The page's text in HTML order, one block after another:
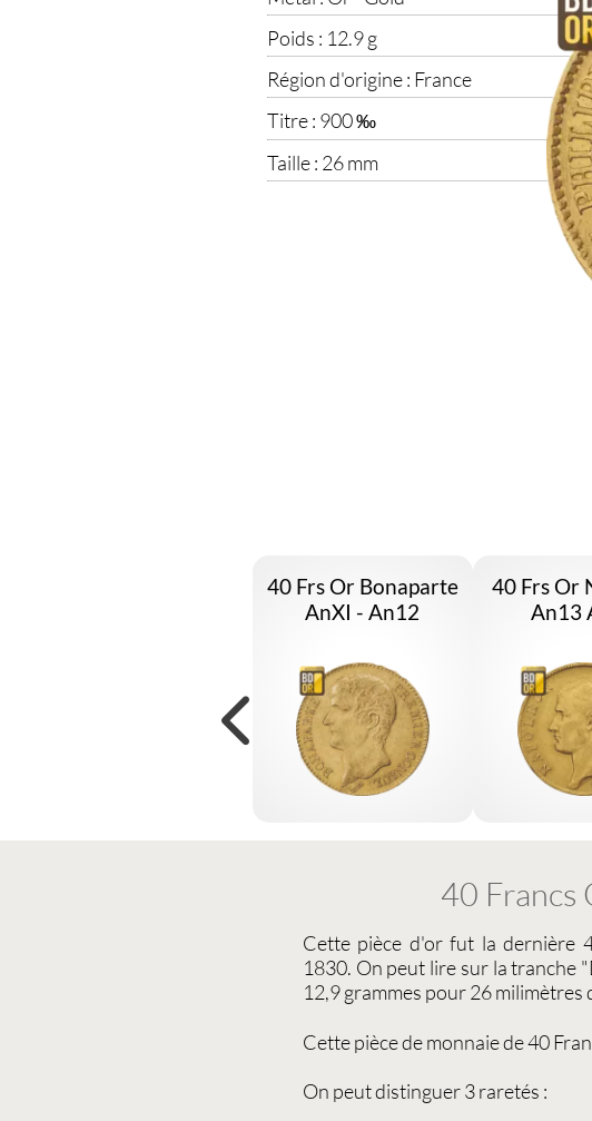
Poids : 12.9 g
Région d'origine : France
Titre : 900 ‰
Taille : 26 mm
40 Frs Or Bonaparte
AnXI - An12
40 Frs Or
An13
40 Francs
Cette pièce d'orfut la dernière
1830. On peut lire sur la tranche
12,9 grammes pour 26
Cettepièce de monnaie de 40
On peut distinguer 3 raretés :